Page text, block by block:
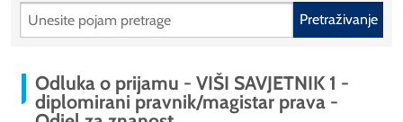
Pretraživanje
Odluka o prijamu - VIŠI SAVJETNIK 1 -
diplomirani pravnik/magistar prava -